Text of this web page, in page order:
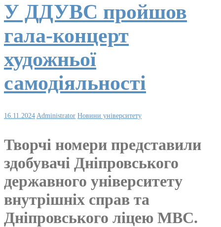
У ДДУВС пройшов
гала-концерт
художньої
самодіяльності
16.11.2024 Administrator Новини університету
Творчі номери представили
здобувачі Дніпровського
державного університету
внутрішніх справ та
Дніпровського ліцею МВС.